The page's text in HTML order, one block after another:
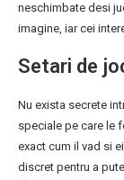
neschimbate desi
imagine, iar cei
Setari de
Nu exista secrete
speciale pe care le
exact cum il vad si
discret pentru a